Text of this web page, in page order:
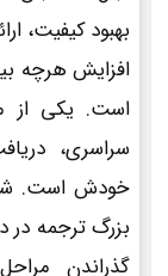
بهبود کیفیت،
افزایش هرچه
است. یکی از
سراسری،
خودش است.
بزرگ ترجمه در
گذراندن